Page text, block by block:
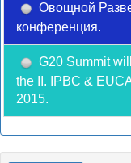
Овощной
конференция.
G20 Summit
the II. IPBC &
2015.